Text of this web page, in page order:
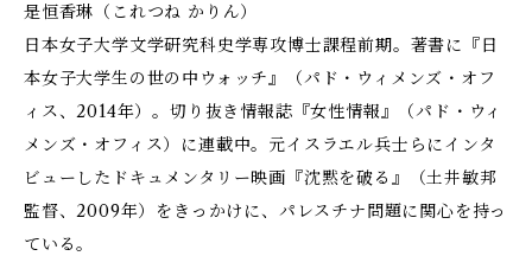
是恒香琳（これつね かりん）
日本女子大学文学研究科史学専攻博士課程前期。著書に『日
本女子大学生の世の中ウォッチ』（パド・ウィメンズ・オフ
ィス、2014年）。切り抜き情報誌『女性情報』（パド・ウィ
メンズ・オフィス）に連載中。元イスラエル兵士らにインタ
ビューしたドキュメンタリー映画『沈黙を破る』（土井敏邦
監督、2009年）をきっかけに、パレスチナ問題に関心を持っ
ている。